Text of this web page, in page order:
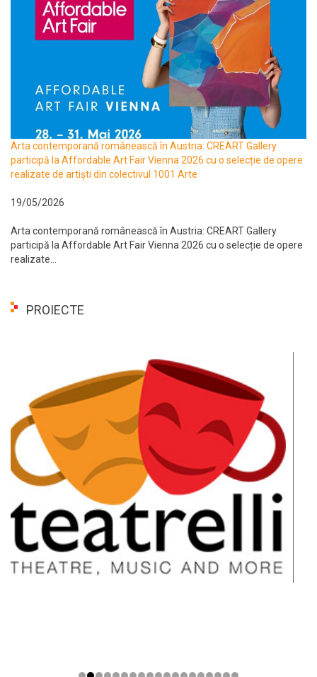
Arta contemporană românească în Austria: CREART Gallery
participă la Affordable Art Fair Vienna 2026 cu o selecție de opere
realizate de artiști din colectivul 1001 Arte
19/05/2026
Arta contemporană românească în Austria: CREART Gallery
participă la Affordable Art Fair Vienna 2026 cu o selecție de opere
realizate...
PROIECTE